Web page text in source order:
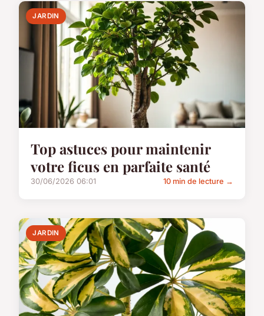
JARDIN
Top astuces pour maintenir
votre ficus en parfaite santé
30/06/2026 06:01 10 min de lecture →
JARDIN